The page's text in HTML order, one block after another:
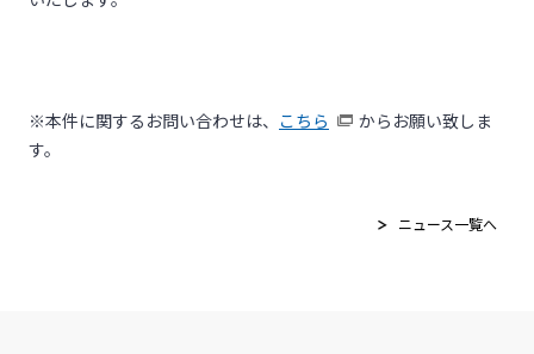
※本件に関するお問い合わせは、 こちら
からお願い致しま
す。
ニュース一覧へ